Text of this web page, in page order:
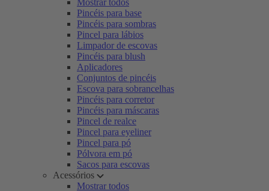
Mostrar todos
Pincéis para base
Pincéis para sombras
Pincel para lábios
Limpador de escovas
Pincéis para blush
Aplicadores
Conjuntos de pincéis
Escova para sobrancelhas
Pincéis para corretor
Pincéis para máscaras
Pincel de realce
Pincel para eyeliner
Pincel para pó
Pólvora em pó
Sacos para escovas
Acessórios
Mostrar todos